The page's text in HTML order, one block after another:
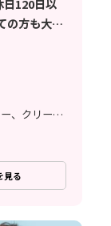
の方も大歓
検査、梱包・仕分け、マシンオペレーター、クリーンルーム
見る